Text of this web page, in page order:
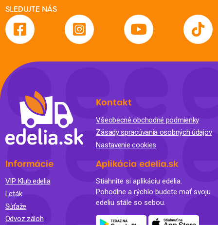
SLEDUJTE NÁS
Kontakt
Všeobecné obchodné podmienky
Zásady spracúvania osobných údajov
Nastavenie cookies
Informácie
VIP Klub edelia
Leták
Súťaže
Odvoz záloh
Aplikácia edelia.sk
Stiahnite si aplikáciu edelia.
Pohodlne a rýchlo budete mať svoju
edeliu stále so sebou.